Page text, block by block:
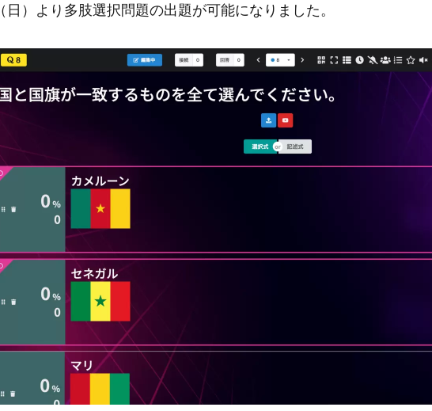
（日）より多肢選択問題の出題が可能になりました。